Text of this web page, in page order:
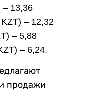
13,36
– 12,32
– 5,88
– 6,24.
продажи